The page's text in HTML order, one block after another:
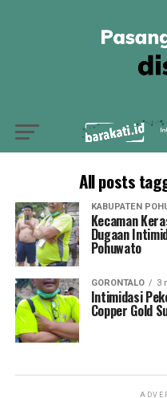
All posts
KABUPATEN
Kecaman
Dugaan
Pohuwato
GORONTALO 3
Intimidasi
Copper Gold